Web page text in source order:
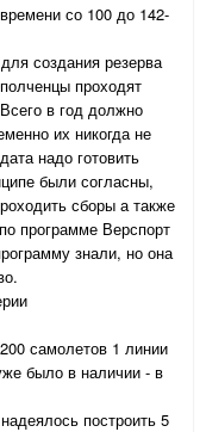
со 100 до 142-
создания резерва
проходят
в год должно
их никогда не
надо готовить
были согласны,
сборы а также
программе Верспорт
знали, но она
самолетов 1 линии
было в наличии - в
построить 5